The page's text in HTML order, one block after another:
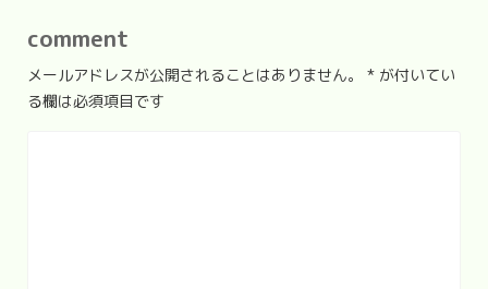
comment
メールアドレスが公開されることはありません。 * が付いてい
る欄は必須項目です